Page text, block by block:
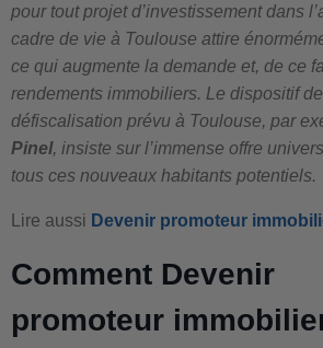
pour tout projet d’investissement dans
cadre de vie à Toulouse attire
ce qui augmente la demande et, de ce
rendements immobiliers. Le dispositif de
défiscalisation prévu à Toulouse, par
Pinel, insiste sur l’immense offre
tous ces nouveaux habitants potentiels.
Lire aussi Devenir promoteur
Comment Devenir
promoteur